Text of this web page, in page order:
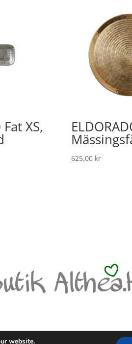
XS,
625,00 kr
website.